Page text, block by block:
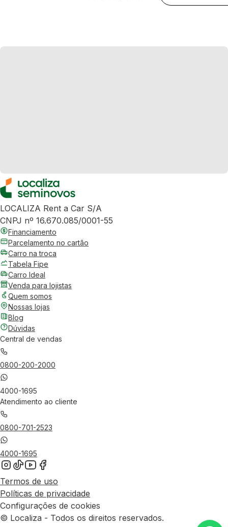
LOCALIZA Rent a Car S/A
CNPJ nº 16.670.085/0001-55
Financiamento
Parcelamento no cartão
Carro na troca
Tabela Fipe
Carro Ideal
Venda para lojistas
Quem somos
Nossas lojas
Blog
Dúvidas
Central de vendas
0800-200-2000
4000-1695
Atendimento ao cliente
0800-701-2523
4000-1695
Termos de uso
Políticas de privacidade
Configurações de cookies
© Localiza - Todos os direitos reservados.